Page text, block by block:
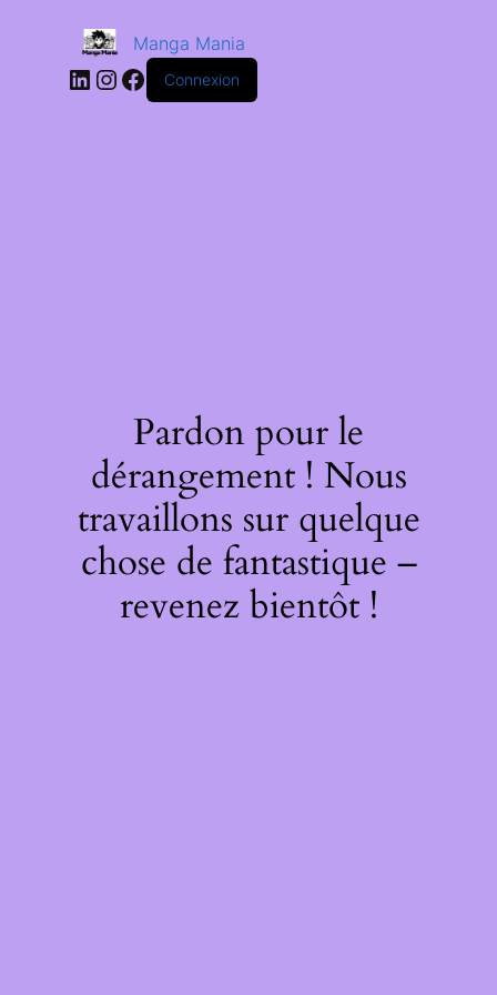
Manga Mania
Connexion
Pardon pour le
dérangement ! Nous
travaillons sur quelque
chose de fantastique –
revenez bientôt !